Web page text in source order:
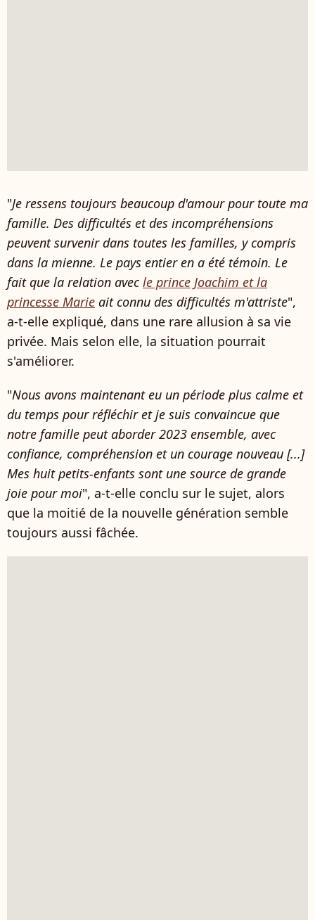
"Je ressens toujours beaucoup d'amour pour toute ma
famille. Des difficultés et des incompréhensions
peuvent survenir dans toutes les familles, y compris
dans la mienne. Le pays entier en a été témoin. Le
fait que la relation avecle prince Joachim et la
princesse Marie ait connu des difficultés m'attriste",
a-t-elle expliqué, dans une rare allusion à sa vie
privée. Mais selon elle, la situation pourrait
s'améliorer.
"Nous avons maintenant eu un période plus calme et
du temps pour réfléchir et je suis convaincue que
notre famille peut aborder 2023 ensemble, avec
confiance, compréhension et un courage nouveau [...]
Mes huit petits-enfants sont une source de grande
joie pour moi", a-t-elle conclu sur le sujet, alors
que la moitié de la nouvelle génération semble
toujours aussi fâchée.